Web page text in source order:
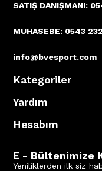
SATIŞ DANIŞMANI:
MUHASEBE: 0543
info@bvesport.com
Kategoriler
Yardım
Hesabım
E - Bültenimize
Yeniliklerden ilk siz